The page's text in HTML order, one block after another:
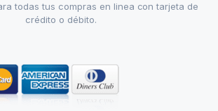
todas tus compras en linea con tarjeta de
crédito o débito.